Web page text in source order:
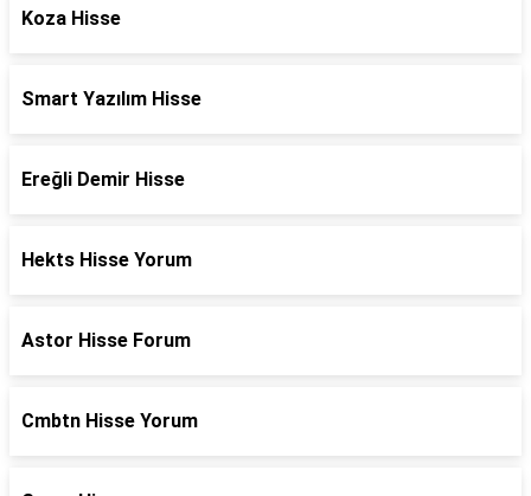
Koza Hisse
Smart Yazılım Hisse
Ereğli Demir Hisse
Hekts Hisse Yorum
Astor Hisse Forum
Cmbtn Hisse Yorum